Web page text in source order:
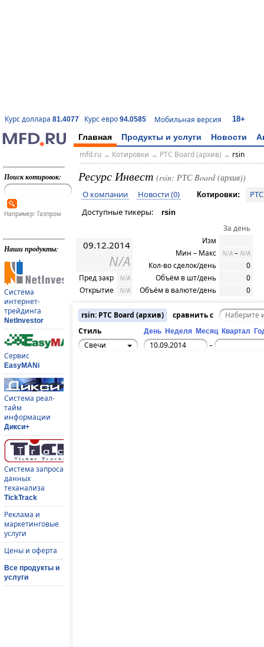
Курс доллара 81.4077 Курс евро 94.0585 Мобильная версия 18+
Главная Продукты и услуги Новости
Поиск котировок:
Например: Газпром
Наши продукты:
Система
интернет-
трейдинга
NetInvestor
Сервис
EasyMANi
Система реал-
тайм
информации
Дикси+
Система запроса
данных
теханализа
TickTrack
Реклама и
маркетинговые
услуги
Цены и оферта
Все продукты и
услуги
mfd.ru→ Котировки → РТС Board (архив) → rsin
Ресурс Инвест (rsin: РТС Board (архив))
О компании Новости (0) Котировки:
Доступные тикеры:
rsin
09.12.2014
N/A
Пред закр N/A
Открытие N/A
За день
Изм
Мин – Макс
N/A – N/A
Кол-во сделок/день
0
Объём в шт/день
0
Объём в валюте/день
0
rsin: РТС Board (архив)
сравнить с
Стиль
День Неделя Месяц Квартал
Свечи –